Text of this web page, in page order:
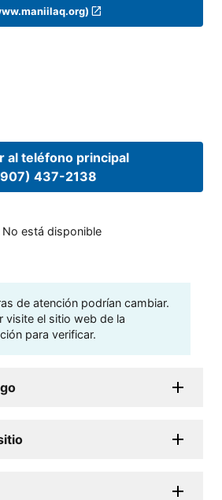
al teléfono principal
437-2138
No está disponible
de atención podrían cambiar.
visite el sitio web de la
para verificar.